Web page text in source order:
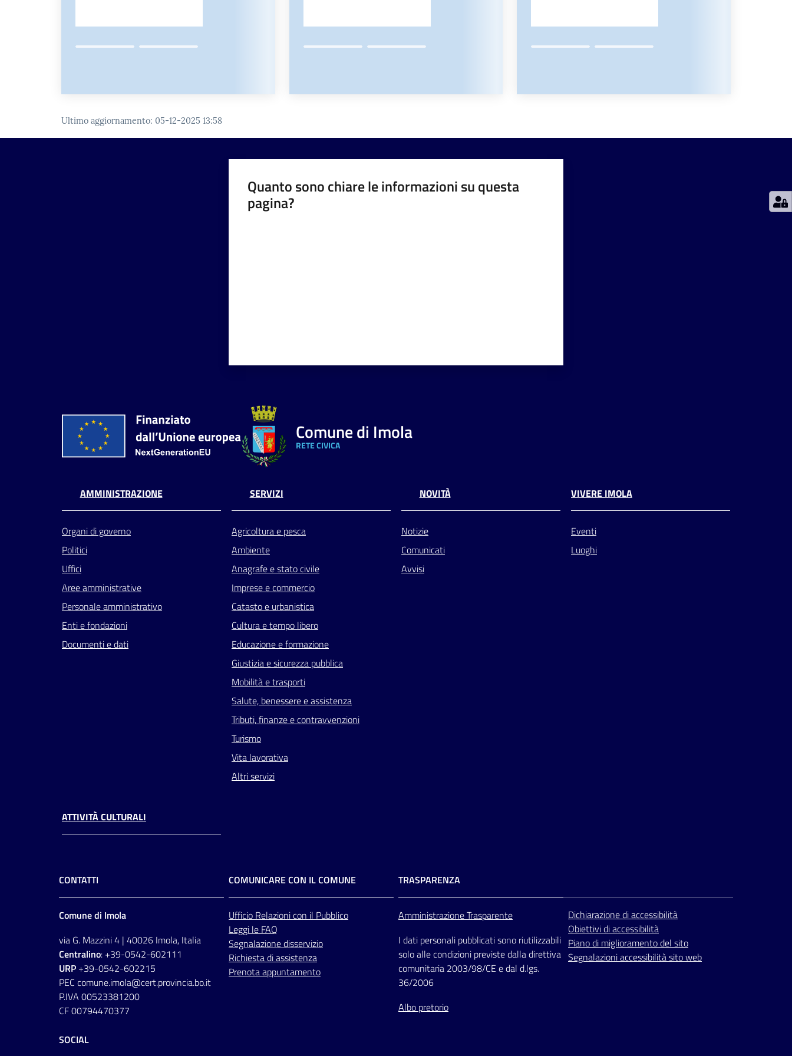
Ultimo aggiornamento: 05-12-2025 13:58
Quanto sono chiare le informazioni su questa
pagina?
Comune di Imola
RETE CIVICA
AMMINISTRAZIONE
Organi di governo
Politici
Uffici
Aree amministrative
Personale amministrativo
Enti e fondazioni
Documenti e dati
SERVIZI
Agricoltura e pesca
Ambiente
Anagrafe e stato civile
Imprese e commercio
Catasto e urbanistica
Cultura e tempo libero
Educazione e formazione
Giustizia e sicurezza pubblica
Mobilità e trasporti
Salute, benessere e assistenza
Tributi, finanze e contravvenzioni
Turismo
Vita lavorativa
Altri servizi
NOVITÀ
Notizie
Comunicati
Avvisi
VIVERE IMOLA
Eventi
Luoghi
ATTIVITÀ CULTURALI
CONTATTI
Comune di Imola
via G. Mazzini 4 | 40026 Imola, Italia
Centralino: +39-0542-602111
URP +39-0542-602215
PEC comune.imola@cert.provincia.bo.it
P.IVA 00523381200
CF 00794470377
COMUNICARE CON IL COMUNE
Ufficio Relazionicon il Pubblico
Leggi le FAQ
Segnalazione disservizio
Richiesta di assistenza
Prenota appuntamento
TRASPARENZA
Amministrazione Trasparente
I dati personali pubblicati sono riutilizzabili
solo alle condizioni previste dalla direttiva
comunitaria 2003/98/CE e dal d.lgs.
36/2006
Albo pretorio
Dichiarazione di accessibilità
Obiettivi di accessibilità
Piano di miglioramento del sito
Segnalazioni accessibilità sito web
SOCIAL